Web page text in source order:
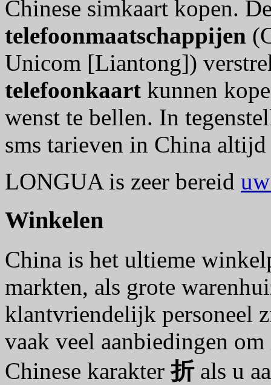
Chinese simkaart kopen.
telefoonmaatschappijen
Unicom [Liantong])
telefoonkaart kunnen
wenst te bellen. In
sms tarieven in China altijd
LONGUA is zeer bereid
Winkelen
China is het ultieme
markten, als grote
klantvriendelijk personeel
vaak veel aanbiedingen
Chinese karakter折als u